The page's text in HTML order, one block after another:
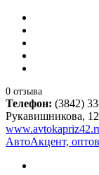
0 отзыва
Телефон: (3842)
Рукавишникова,
АвтоАкцент,